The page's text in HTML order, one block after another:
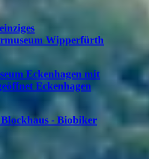
Wipperfürth
Eckenhagen mit
Eckenhagen
- Biobiker